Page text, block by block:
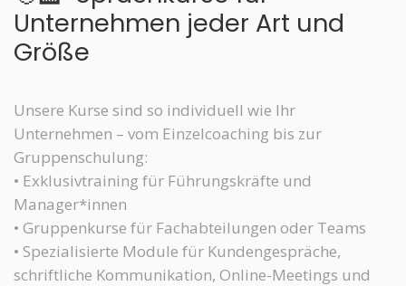
Unternehmen jeder Art und
Größe
Unsere Kurse sind so individuell wie Ihr
Unternehmen – vom Einzelcoaching bis zur
Gruppenschulung:
• Exklusivtraining für Führungskräfte und
Manager*innen
• Gruppenkurse für Fachabteilungen oder Teams
• Spezialisierte Module für Kundengespräche,
schriftliche Kommunikation, Online-Meetings und